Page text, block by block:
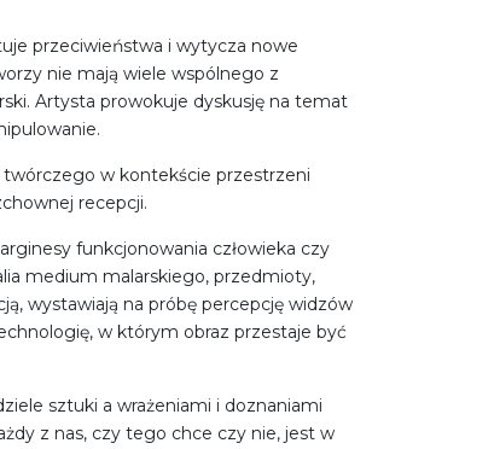
przeciwieństwa i wytycza nowe
nie mają wiele wspólnego z
Artysta prowokuje dyskusję na temat
w kontekście przestrzeni
recepcji.
funkcjonowania człowieka czy
medium malarskiego, przedmioty,
wystawiają na próbę percepcję widzów
w którym obraz przestaje być
sztuki a wrażeniami i doznaniami
z nas, czy tego chce czy nie, jest w